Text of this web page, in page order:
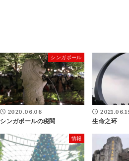
シンガポール
2020.06.06
シンガポールの税関 生命之环
情報